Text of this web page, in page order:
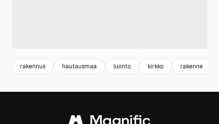
rakennus hautausmaa luonto kirkko rakenne